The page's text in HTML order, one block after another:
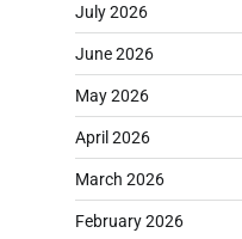
July 2026
June 2026
May 2026
April 2026
March 2026
February 2026